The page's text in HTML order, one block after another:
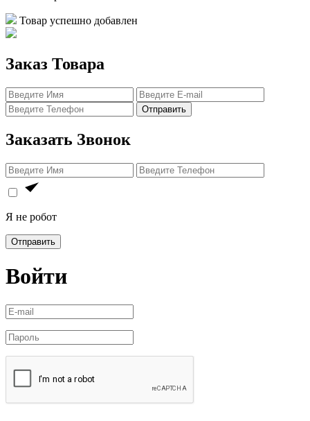
Товар успешно добавлен
Заказ Товара
Отправить
Заказать Звонок
Я не робот
Отправить
Войти